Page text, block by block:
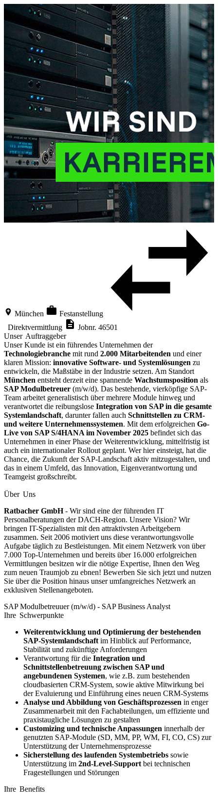
München
Festanstellung
Direktvermittlung
Jobnr. 46501
Unser Auftraggeber
Unser Kunde ist ein führendes Unternehmen der
Technologiebranche mit rund 2.000 Mitarbeitenden und einer
klaren Mission: innovative Software- und Systemlösungen zu
entwickeln, die Maßstäbe in der Industrie setzen. Am Standort
München entsteht derzeit eine spannende Wachstumsposition als
SAP Modulbetreuer (m/w/d). Das bestehende, vierköpfige SAP-
Team arbeitet generalistisch über mehrere Module hinweg und
verantwortet die reibungslose Integration von SAP in die gesamte
Systemlandschaft, darunter fallen auch Schnittstellen zu CRM-
und weitere Unternehmenssystemen. Mit dem erfolgreichen Go-
Live von SAP S/4HANA im November 2025 befindet sich das
Unternehmen in einer Phase der Weiterentwicklung, mittelfristig ist
auch ein internationaler Rollout geplant. Wer hier einsteigt, hat die
Chance, die Zukunft der SAP-Landschaft aktiv mitzugestalten, und
das in einem Umfeld, das Innovation, Eigenverantwortung und
Teamgeist großschreibt.
Über Uns
Ratbacher GmbH- Wir sind eine der führenden IT
Personalberatungen der DACH-Region. Unsere Vision? Wir
bringen IT-Spezialisten mit den attraktivsten Arbeitgebern
zusammen. Seit 2006 motiviert uns diese verantwortungsvolle
Aufgabe täglich zu Bestleistungen. Mit einem Netzwerk von über
7.000 Top-Unternehmen und bereits über 16.000 erfolgreichen
Vermittlungen besitzen wir die nötige Expertise, Ihnen den Weg
zum neuen Traumjob zu ebnen! Bewerben Sie sich jetzt und nutzen
Sie über die Position hinaus unser umfangreiches Netzwerk an
exklusiven Stellenangeboten.
SAP Modulbetreuuer (m/w/d) - SAP Business Analyst
Ihre Schwerpunkte
Weiterentwicklung und Optimierung der bestehenden
SAP-Systemlandschaft im Hinblick auf Performance,
Stabilität und zukünftige Anforderungen
Verantwortung für die Integration und
Schnittstellenbetreuung zwischen SAP und
angebundenen Systemen, wie z.B. zum bestehenden
cloudbasierten CRM-System, sowie aktive Mitwirkung bei
der Evaluierung und Einführung eines neuen CRM-Systems
Analyse und Abbildung von Geschäftsprozessen in enger
Zusammenarbeit mit den Fachabteilungen, um effiziente und
praxistaugliche Lösungen zu gestalten
Customizing und technische Anpassungen innerhalb der
genutzten SAP-Module (SD, MM, PP, WM, FI, CO, CS) zur
Unterstützung der Unternehmensprozesse
Sicherstellung des laufenden Systembetriebs sowie
Unterstützung im 2nd-Level-Support bei technischen
Fragestellungen und Störungen
Ihre Benefits